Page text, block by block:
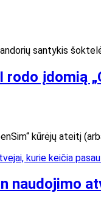
santykis
rodo įdomią
kūrėjų ateitį
naudojimo